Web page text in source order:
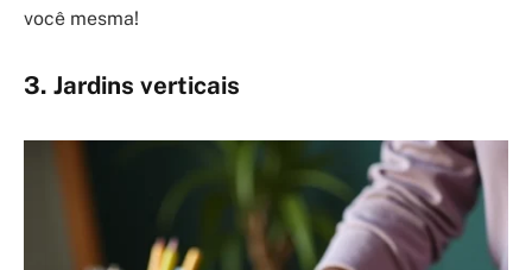
você mesma!
3. Jardins verticais